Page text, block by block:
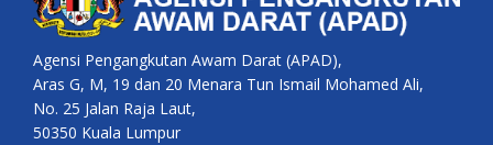
Agensi Pengangkutan Awam Darat (APAD),
Aras G, M, 19 dan 20 Menara Tun Ismail Mohamed Ali,
No. 25 Jalan Raja Laut,
50350 Kuala Lumpur